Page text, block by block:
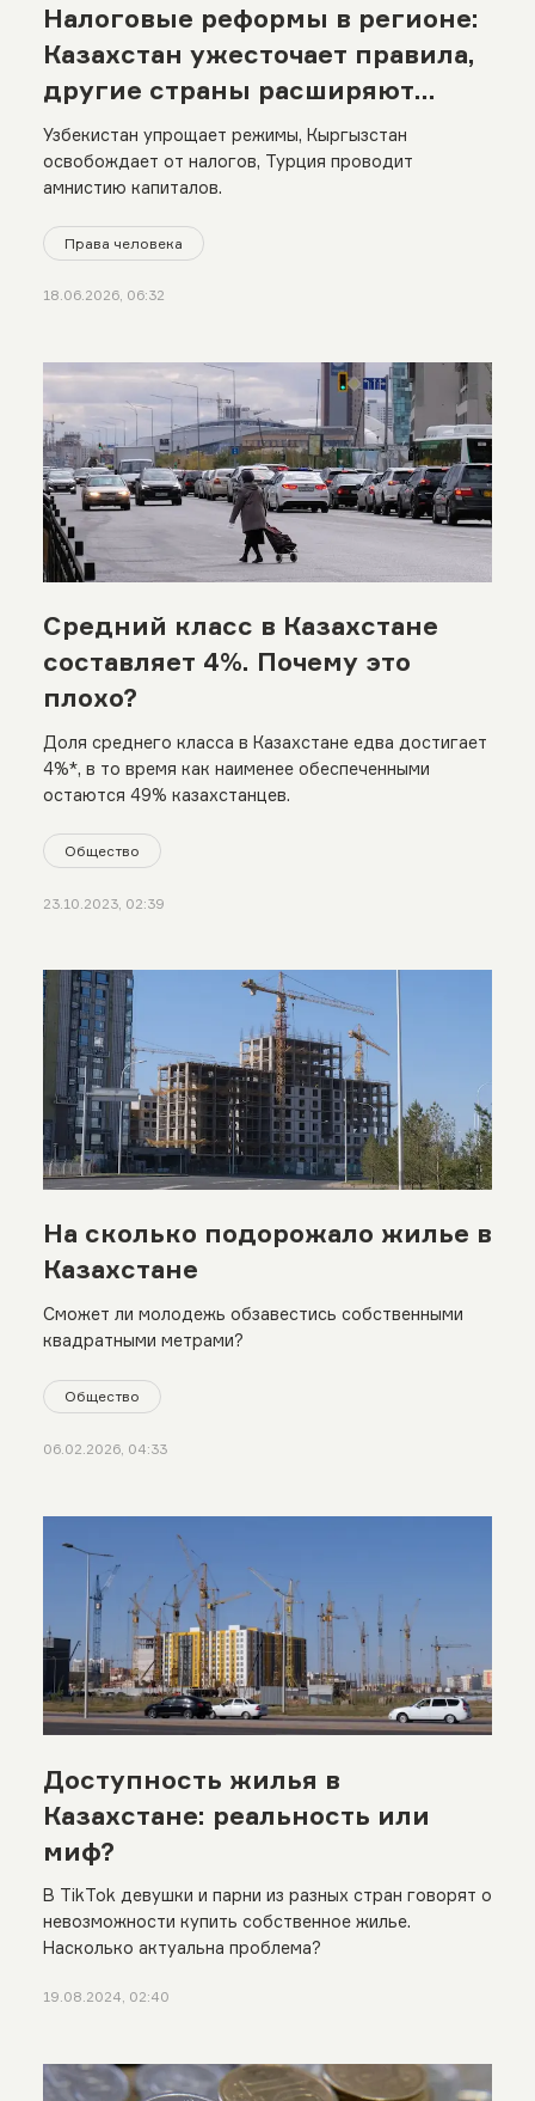
Налоговые реформы в регионе:
Казахстан ужесточает правила,
другие страны расширяют
льготы
Узбекистан упрощает режимы, Кыргызстан
освобождает от налогов, Турция проводит
амнистию капиталов.
Права человека
18.06.2026, 06:32
Средний класс в Казахстане
составляет 4%. Почему это
плохо?
Доля среднего класса в Казахстане едва достигает
4%*, в то время как наименее обеспеченными
остаются 49% казахстанцев.
Общество
23.10.2023, 02:39
На сколько подорожало жилье в
Казахстане
Сможет ли молодежь обзавестись собственными
квадратными метрами?
Общество
06.02.2026, 04:33
Доступность жилья в
Казахстане: реальность или
миф?
В TikTok девушки и парни из разных стран говорят о
невозможности купить собственное жилье.
Насколько актуальна проблема?
19.08.2024, 02:40